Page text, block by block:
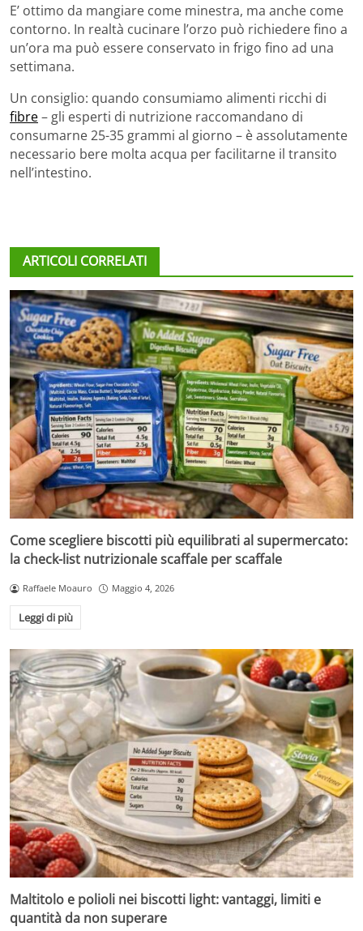
E’ ottimo da mangiare come minestra, ma anche come
contorno. In realtà cucinare l’orzo può richiedere fino a
un’ora ma può essere conservato in frigo fino ad una
settimana.
Un consiglio: quando consumiamo alimenti ricchi di
fibre– gli esperti di nutrizione raccomandano di
consumarne 25-35 grammi al giorno – è assolutamente
necessario bere molta acqua per facilitarne il transito
nell’intestino.
ARTICOLI CORRELATI
Come scegliere biscotti più equilibrati al supermercato:
la check-list nutrizionale scaffale per scaffale
Raffaele Moauro Maggio 4, 2026
Leggi di più
Maltitolo e polioli nei biscotti light: vantaggi, limiti e
quantità da non superare